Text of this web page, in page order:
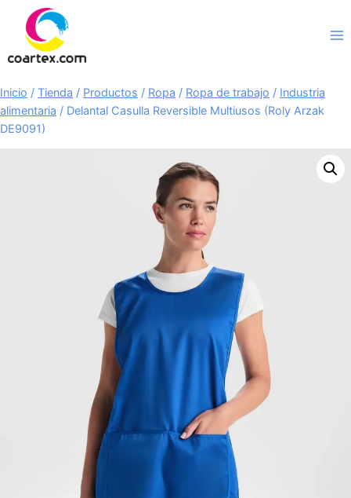
Saltar
contenido
Inicio / Tienda / Productos / Ropa / Ropa de trabajo / Industria
alimentaria / Delantal Casulla Reversible Multiusos (Roly Arzak
DE9091)